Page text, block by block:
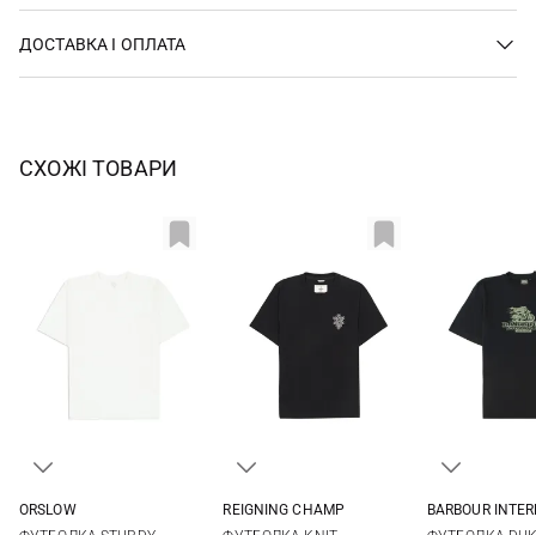
ДОСТАВКА І ОПЛАТА
СХОЖІ ТОВАРИ
ORSLOW
REIGNING CHAMP
BARBOUR